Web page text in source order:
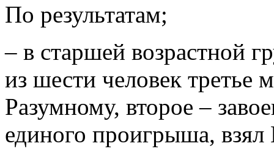
По результатам;
– в старшей возрастной
из шести человек третье
Разумному, второе –
единого проигрыша,